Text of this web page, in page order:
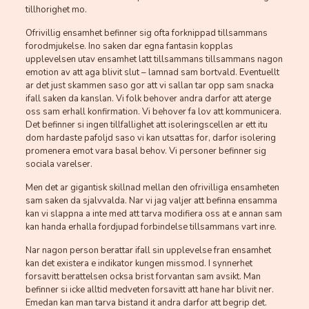
tillhorighet mo.
Ofrivillig ensamhet befinner sig ofta forknippad tillsammans
forodmjukelse. Ino saken dar egna fantasin kopplas
upplevelsen utav ensamhet latt tillsammans tillsammans nagon
emotion av att aga blivit slut – lamnad sam bortvald. Eventuellt
ar det just skammen saso gor att vi sallan tar opp sam snacka
ifall saken da kanslan. Vi folk behover andra darfor att aterge
oss sam erhall konfirmation. Vi behover fa lov att kommunicera.
Det befinner si ingen tillfallighet att isoleringscellen ar ett itu
dom hardaste pafoljd saso vi kan utsattas for, darfor isolering
promenera emot vara basal behov. Vi personer befinner sig
sociala varelser.
Men det ar gigantisk skillnad mellan den ofrivilliga ensamheten
sam saken da sjalvvalda. Nar vi jag valjer att befinna ensamma
kan vi slappna a inte med att tarva modifiera oss at e annan sam
kan handa erhalla fordjupad forbindelse tillsammans vart inre.
Nar nagon person berattar ifall sin upplevelse fran ensamhet
kan det existera e indikator kungen missmod. I synnerhet
forsavitt berattelsen ocksa brist forvantan sam avsikt. Man
befinner si icke alltid medveten forsavitt att hane har blivit ner.
Emedan kan man tarva bistand it andra darfor att begrip det.